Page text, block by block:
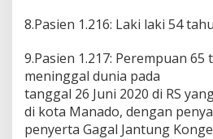
8.Pasien 1.216: Laki laki 54
9.Pasien 1.217: Perempuan 65
meninggal dunia pada
tanggal 26 Juni 2020 di RS
di kota Manado, dengan
penyerta Gagal Jantung